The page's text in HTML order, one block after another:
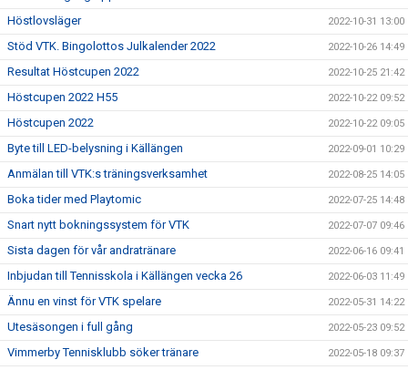
Höstlovsläger 2022-10-31 13:00
Stöd VTK. Bingolottos Julkalender 2022 2022-10-26 14:49
Resultat Höstcupen 2022 2022-10-25 21:42
Höstcupen 2022 H55 2022-10-22 09:52
Höstcupen 2022 2022-10-22 09:05
Byte till LED-belysning i Källängen 2022-09-01 10:29
Anmälan till VTK:s träningsverksamhet 2022-08-25 14:05
Boka tider med Playtomic 2022-07-25 14:48
Snart nytt bokningssystem för VTK 2022-07-07 09:46
Sista dagen för vår andratränare 2022-06-16 09:41
Inbjudan till Tennisskola i Källängen vecka 26 2022-06-03 11:49
Ännu en vinst för VTK spelare 2022-05-31 14:22
Utesäsongen i full gång 2022-05-23 09:52
Vimmerby Tennisklubb söker tränare 2022-05-18 09:37